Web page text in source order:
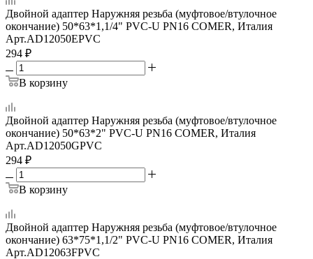
Двойной адаптер Наружняя резьба (муфтовое/втулочное
окончание) 50*63*1,1/4" PVC-U PN16 COMER, Италия
Арт.AD12050EPVC
294 ₽
В корзину
Двойной адаптер Наружняя резьба (муфтовое/втулочное
окончание) 50*63*2" PVC-U PN16 COMER, Италия
Арт.AD12050GPVC
294 ₽
В корзину
Двойной адаптер Наружняя резьба (муфтовое/втулочное
окончание) 63*75*1,1/2" PVC-U PN16 COMER, Италия
Арт.AD12063FPVC